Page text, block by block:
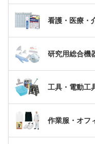
看護・医療・
研究用総合機
工具・電動工
作業服・オフ